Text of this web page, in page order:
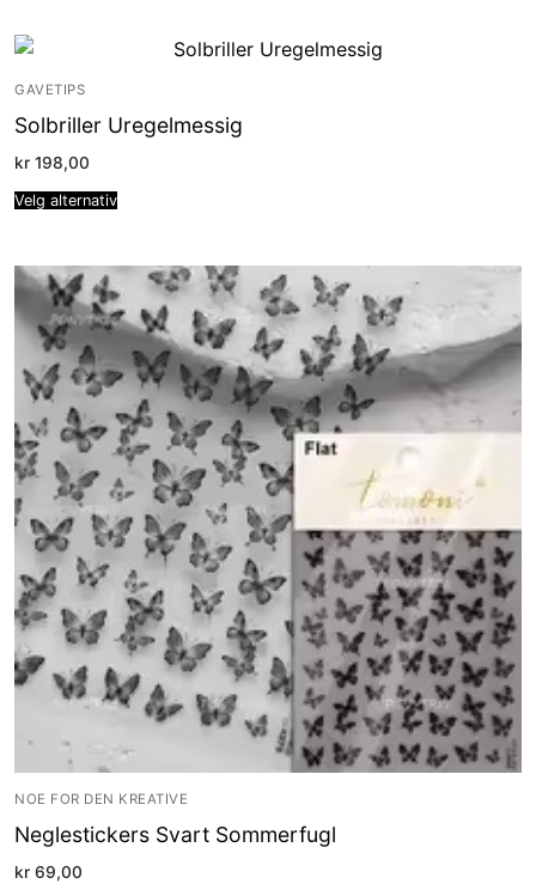
GAVETIPS
Solbriller Uregelmessig
kr 198,00
Velg alternativ
NOE FOR DEN KREATIVE
Neglestickers Svart Sommerfugl
kr 69,00